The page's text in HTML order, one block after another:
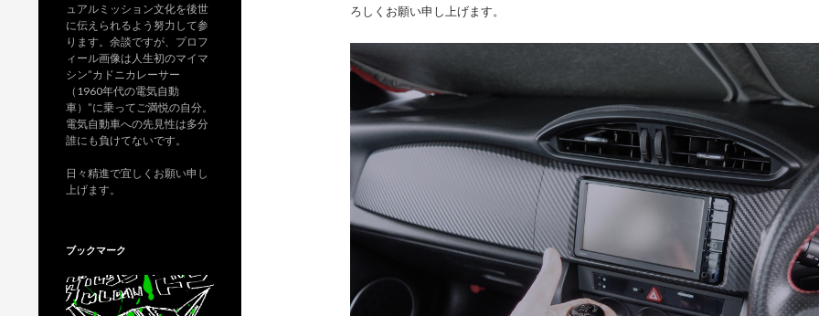
ろしくお願い申し上げます。
ュアルミッション文化を後世
に伝えられるよう努力して参
ります。余談ですが、プロフ
ィール画像は人生初のマイマ
シン”カドニカレーサー
（1960年代の電気自動
車）”に乗ってご満悦の自分。
電気自動車への先見性は多分
誰にも負けてないです。
日々精進で宜しくお願い申し
上げます。
ブックマーク